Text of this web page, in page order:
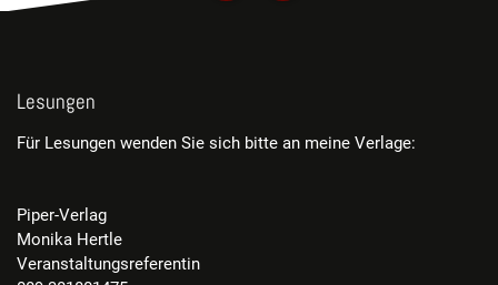
Lesungen
Für Lesungen wenden Sie sich bitte an meine Verlage:
Piper-Verlag
Monika Hertle
Veranstaltungsreferentin